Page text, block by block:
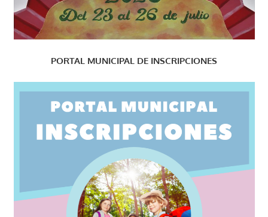
PORTAL MUNICIPAL DE INSCRIPCIONES